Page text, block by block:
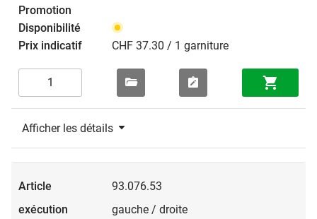
CHF 37.30 / 1 garniture
Afficher les détails
93.076.53
gauche / droite